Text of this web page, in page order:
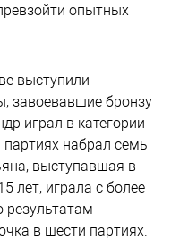
опытных
выступили
завоевавшие бронзу
играл в категории
набрал семь
выступавшая в
лет, играла с более
в шести партиях.